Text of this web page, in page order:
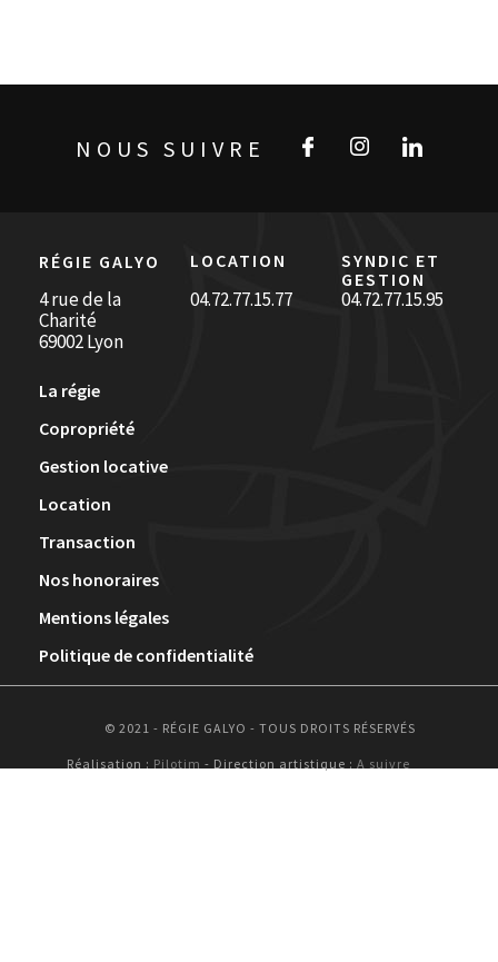
NOUS SUIVRE
RÉGIE GALYO LOCATION
SYNDIC ET
GESTION
4 rue de la
Charité
69002 Lyon
04.72.77.15.77 04.72.77.15.95
La régie
Copropriété
Gestion locative
Location
Transaction
Nos honoraires
Mentions légales
Politique de confidentialité
© 2021 - RÉGIE GALYO - TOUS DROITS RÉSERVÉS
Réalisation : Pilotim - Direction artistique : A suivre